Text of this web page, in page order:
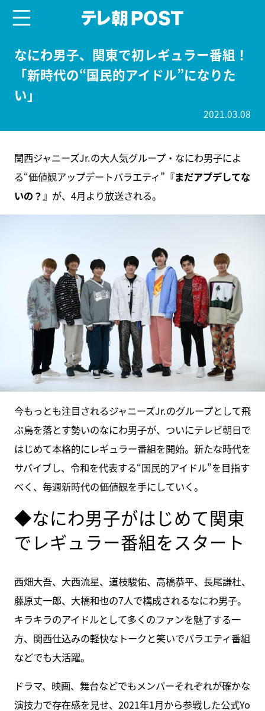
なにわ男子、関東で初レギュラー番組！
「新時代の“国民的アイドル”になりた
い」
2021.03.08
関西ジャニーズJr.の大人気グループ・なにわ男子によ
る“価値観アップデートバラエティ”『まだアプデしてな
いの？ 』が、4月より放送される。
今もっとも注目されるジャニーズJr.のグループとして飛
ぶ鳥を落とす勢いのなにわ男子が、ついにテレビ朝日で
はじめて本格的にレギュラー番組を開始。新たな時代を
サバイブし、令和を代表する“国民的アイドル”を目指す
べく、毎週新時代の価値観を手にしていく。
◆なにわ男子がはじめて関東
でレギュラー番組をスタート
西畑大吾、大西流星、道枝駿佑、高橋恭平、長尾謙杜、
藤原丈一郎、大橋和也の7人で構成されるなにわ男子。
キラキラのアイドルとして多くのファンを魅了する一
方、関西仕込みの軽快なトークと笑いでバラエティ番組
などでも大活躍。
ドラマ、映画、舞台などでもメンバーそれぞれが確かな
演技力で存在感を見せ、2021年1月から参戦した公式Yo